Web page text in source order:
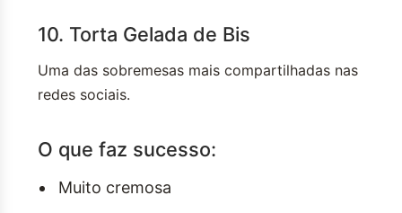
10. Torta Gelada de Bis
Uma das sobremesas mais compartilhadas nas
redes sociais.
O que faz sucesso:
Muito cremosa